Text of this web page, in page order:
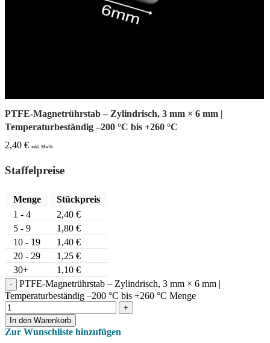
PTFE-Magnetrührstab – Zylindrisch, 3 mm × 6 mm |
Temperaturbeständig –200 °C bis +260 °C
2,40 € inkl. MwSt.
Staffelpreise
Menge
Stückpreis
1 - 4
2,40 €
5 - 9
1,80 €
10 - 19
1,40 €
20 - 29
1,25 €
30+
1,10 €
PTFE-Magnetrührstab – Zylindrisch, 3 mm × 6 mm |
Temperaturbeständig –200 °C bis +260 °C Menge
In den Warenkorb
Zur Wunschliste hinzufügen